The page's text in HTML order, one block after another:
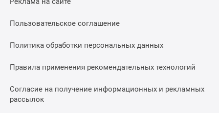
Пользовательское соглашение
Политика обработки персональных данных
Правила применения рекомендательных технологий
Согласие на получение информационных и рекламных
рассылок